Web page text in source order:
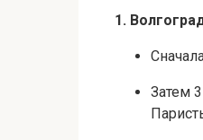
1.
Затем